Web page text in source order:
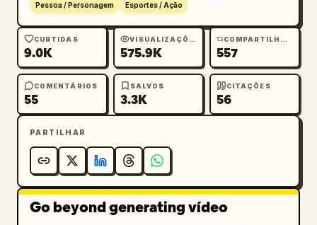
Pessoa / Personagem Esportes / Ação
CURTIDAS
9.0K
VISUALIZAÇÕES
575.9K
COMPARTILHAMENTOS
557
COMENTÁRIOS
55
SALVOS
3.3K
CITAÇÕES
56
PARTILHAR
Go beyond generating vídeo